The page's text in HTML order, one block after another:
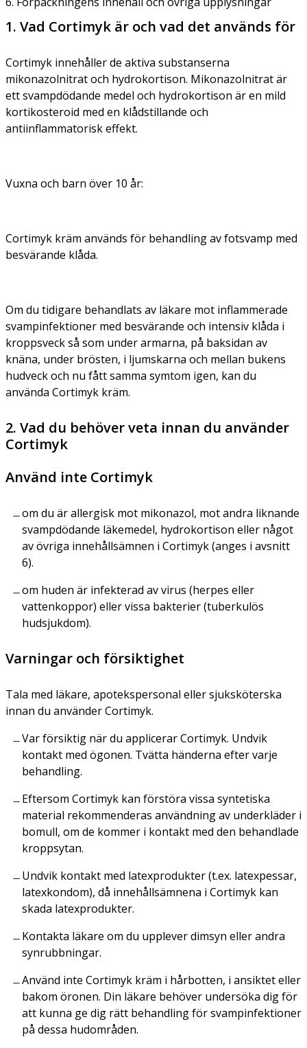
1. Vad Cortimyk är och vad det används för
Cortimyk innehåller de aktiva substanserna
mikonazolnitrat och hydrokortison. Mikonazolnitrat är
ett svampdödande medel och hydrokortison är en mild
kortikosteroid med en klådstillande och
antiinflammatorisk effekt.
Vuxna och barn över 10 år:
Cortimyk kräm används för behandling av fotsvamp med
besvärande klåda.
Om du tidigare behandlats av läkare mot inflammerade
svampinfektioner med besvärande och intensiv klåda i
kroppsveck så som under armarna, på baksidan av
knäna, under brösten, i ljumskarna och mellan bukens
hudveck och nu fått samma symtom igen, kan du
använda Cortimyk kräm.
2. Vad du behöver veta innan du använder
Cortimyk
Använd inte Cortimyk
om du är allergisk mot mikonazol, mot andra liknande
svampdödande läkemedel, hydrokortison eller något
av övriga innehållsämnen i Cortimyk (anges i avsnitt
6).
om huden är infekterad av virus (herpes eller
vattenkoppor) eller vissa bakterier (tuberkulös
hudsjukdom).
Varningar och försiktighet
Tala med läkare, apotekspersonal eller sjuksköterska
innan du använder Cortimyk.
Var försiktig när du applicerar Cortimyk. Undvik
kontakt med ögonen. Tvätta händerna efter varje
behandling.
Eftersom Cortimyk kan förstöra vissa syntetiska
material rekommenderas användning av underkläder i
bomull, om de kommer i kontakt med den behandlade
kroppsytan.
Undvik kontakt med latexprodukter (t.ex. latexpessar,
latexkondom), då innehållsämnena i Cortimyk kan
skada latexprodukter.
Kontakta läkare om du upplever dimsyn eller andra
synrubbningar.
Använd inte Cortimyk kräm i hårbotten, i ansiktet eller
bakom öronen. Din läkare behöver undersöka dig för
att kunna ge dig rätt behandling för svampinfektioner
på dessa hudområden.